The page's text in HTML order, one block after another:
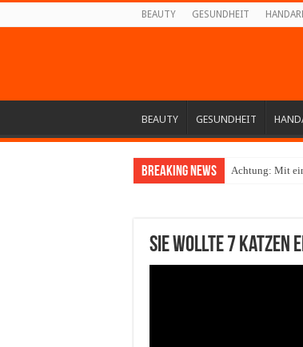
BEAUTY GESUNDHEIT
BEAUTY GESUNDHEIT
Breaking News Achtung: Mit
Sie wollte 7 Katzen